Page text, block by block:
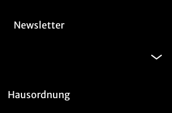
Newsletter
Hausordnung